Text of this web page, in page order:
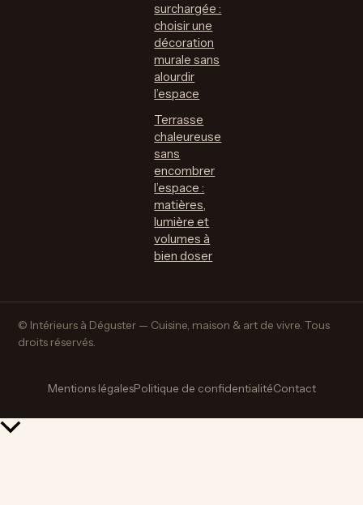
surchargée :
choisir une
décoration
murale sans
alourdir
l’espace
Terrasse
chaleureuse
sans
encombrer
l’espace :
matières,
lumière et
volumes à
bien doser
© Intérieurs à Déguster — Cuisine, maison & art de vivre. Tous
droits réservés.
Mentions légalesPolitique de confidentialitéContact